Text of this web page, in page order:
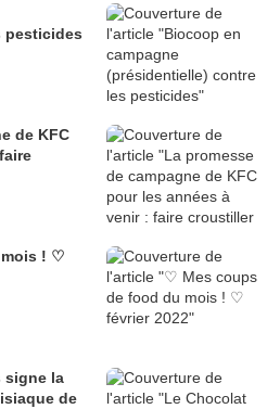
pesticides
de KFC
! ♡
signe la
de